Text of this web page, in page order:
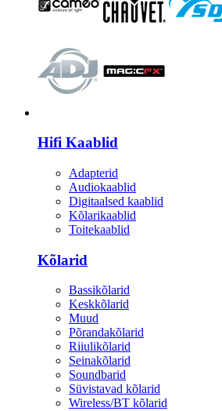
Hifi Kaablid
Adapterid
Audiokaablid
Digitaalsed kaablid
Kõlarikaablid
Toitekaablid
Kõlarid
Bassikõlarid
Keskkõlarid
Muud
Põrandakõlarid
Riiulikõlarid
Seinakõlarid
Soundbarid
Süvistavad kõlarid
Wireless/BT kõlarid